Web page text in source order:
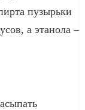
пузырьки
а этанола –